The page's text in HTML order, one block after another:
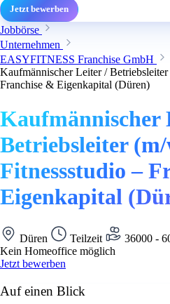
Jetzt bewerben
Jobbörse
Unternehmen
EASYFITNESS Franchise GmbH
Kaufmännischer Leiter /
Franchise & Eigenkapital (Düren)
Kaufmännischer
Betriebsleiter
Fitnessstudio –
Eigenkapital
Düren Teilzeit
36000 -
Kein Homeoffice möglich
Jetzt bewerben
Auf einen Blick